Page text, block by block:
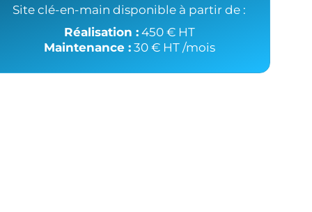
Site clé-en-main disponible à partir de :
Réalisation :450 € HT
Maintenance :30 € HT /mois